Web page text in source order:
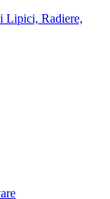
Lipici, Radiere,